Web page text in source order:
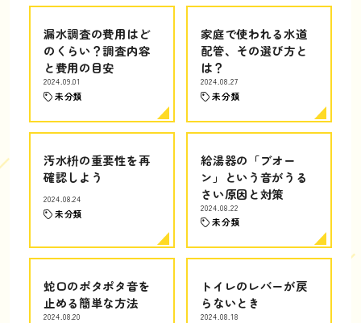
漏水調査の費用はど
のくらい？調査内容
と費用の目安
2024.09.01
未分類
家庭で使われる水道
配管、その選び方と
は？
2024.08.27
未分類
汚水枡の重要性を再
確認しよう
2024.08.24
未分類
給湯器の「ブオー
ン」という音がうる
さい原因と対策
2024.08.22
未分類
蛇口のポタポタ音を
止める簡単な方法
2024.08.20
トイレのレバーが戻
らないとき
2024.08.18